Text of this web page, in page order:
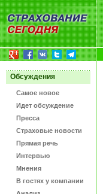
Обсуждения
Самое новое
Идет обсуждение
Пресса
Страховые новости
Прямая речь
Интервью
Мнения
В гостях у компании